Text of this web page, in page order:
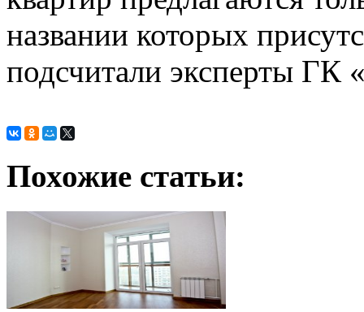
названии которых
подсчитали эксперты ГК
Похожие статьи: